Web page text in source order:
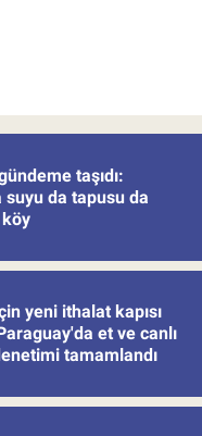
taşıdı:
suyu da tapusu da
yeni ithalat kapısı
et ve canlı
tamamlandı